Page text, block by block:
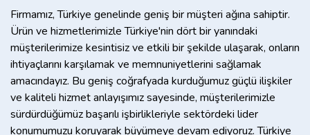
Firmamız, Türkiye genelinde geniş bir müşteri ağına sahiptir.
Ürün ve hizmetlerimizle Türkiye'nin dört bir yanındaki
müşterilerimize kesintisiz ve etkili bir şekilde ulaşarak, onların
ihtiyaçlarını karşılamak ve memnuniyetlerini sağlamak
amacındayız. Bu geniş coğrafyada kurduğumuz güçlü ilişkiler
ve kaliteli hizmet anlayışımız sayesinde, müşterilerimizle
sürdürdüğümüz başarılı işbirlikleriyle sektördeki lider
konumumuzu koruyarak büyümeye devam ediyoruz. Türkiye